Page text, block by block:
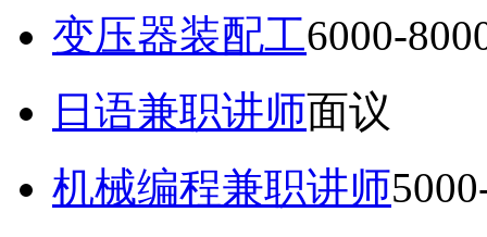
变压器装配工6000-
日语兼职讲师面议
机械编程兼职讲师